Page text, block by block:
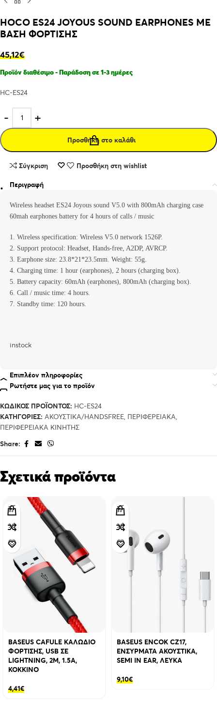
HOCO ES24 JOYOUS SOUND EARPHONES ΜΕ
ΒΑΣΗ ΦΟΡΤΙΣΗΣ
45,12€
Προϊόν διαθέσιμο - Παράδοση σε 1-3 ημέρες
HC-ES24
Προσθήκη στο καλάθι
Σύγκριση Προσθήκη στη wishlist
Περιγραφή
Wireless headset ES24 Joyous sound V5.0 with 800mAh charging case
60mah earphones battery for 4 hours of calls / music
1. Wireless specification: Wireless V5.0 network 1526P.
2. Support protocol: Headset, Hands-free, A2DP, AVRCP.
3. Earphone size: 23.8*21*23.5mm. Weight: 55g.
4. Charging time: 1 hour (earphones), 2 hours (charging box).
5. Battery capacity: 60mAh (earphones), 800mAh (charging box).
6. Call / music time: 4 hours.
7. Standby time: 120 hours.
instock
Επιπλέον πληροφορίες
Ρωτήστε μας για το προϊόν
ΚΩΔΙΚΌΣ ΠΡΟΪΌΝΤΟΣ: HC-ES24
ΚΑΤΗΓΟΡΊΕΣ: ΑΚΟΥΣΤΙΚΑ/HANDSFREE, ΠΕΡΙΦΕΡΕΙΑΚΑ,
ΠΕΡΙΦΕΡΕΙΑΚΑ ΚΙΝΗΤΗΣ
Share:
Σχετικά προϊόντα
BASEUS CAFULE ΚΑΛΩΔΙΟ
ΦΟΡΤΙΣΗΣ, USB ΣΕ
LIGHTNING, 2M, 1.5A,
ΚΟΚΚΙΝΟ
4,41€
BASEUS ENCOK CZ17,
ΕΝΣΥΡΜΑΤΑ ΑΚΟΥΣΤΙΚΑ,
SEMI IN EAR, ΛΕΥΚΑ
9,10€